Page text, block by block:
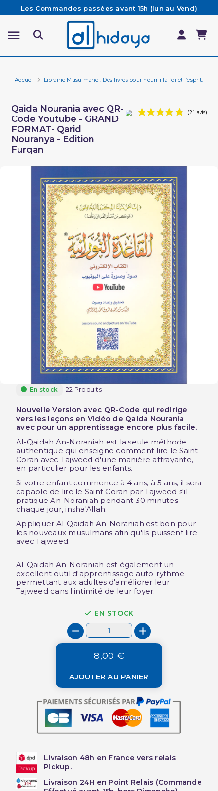
Les Commandes passées avant 15h (lun au Vend)
sont préparées et expédiées le jour même
Besoin d'aide ? Retrouvez notre FAQ
Livraison offerte à partir de 65€ d'achat*
Accueil Librairie Musulmane : Des livres pour nourrir la foi et l’esprit.
Qaida Nourania avec QR-
Code Youtube - GRAND
FORMAT- Qarid
Nouranya - Edition
Furqan
En stock 22 Produits
Nouvelle Version avec QR-Code qui redirige
vers les leçons en Vidéo de Qaida Nourania
avec pour un apprentissage encore plus facile.
Al-Qaidah An-Noraniah est la seule méthode
authentique qui enseigne comment lire le Saint
Coran avec Tajweed d'une manière attrayante,
en particulier pour les enfants.
Si votre enfant commence à 4 ans, à 5 ans, il sera
capable de lire le Saint Coran par Tajweed s'il
pratique An-Noraniah pendant 30 minutes
chaque jour, insha'Allah.
Appliquer Al-Qaidah An-Noraniah est bon pour
les nouveaux musulmans afin qu'ils puissent lire
avec Tajweed.
Al-Qaidah An-Noraniah est également un
excellent outil d'apprentissage auto-rythmé
permettant aux adultes d'améliorer leur
Tajweed dans l'intimité de leur foyer.
EN STOCK
8,00 €
AJOUTER AU PANIER
Livraison 48h en France vers relais
Pickup.
Livraison 24H en Point Relais (Commande